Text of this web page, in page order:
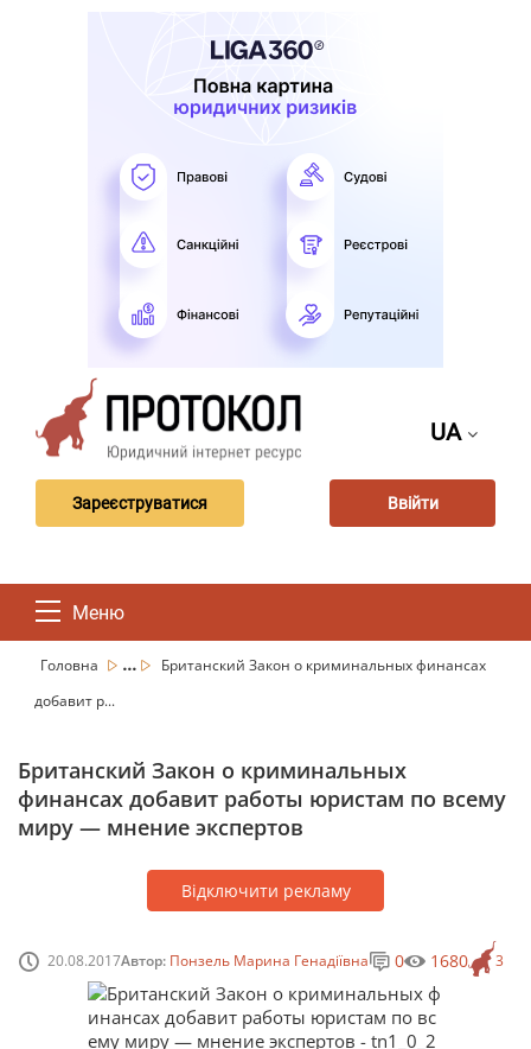
UA
Зареєструватися Ввійти
Меню
Головна ...
Британский Закон о криминальных финансах
добавит р...
Британский Закон о криминальных
финансах добавит работы юристам по всему
миру — мнение экспертов
Відключити рекламу
20.08.2017Автор: Понзель Марина Генадіївна 3
0 1680